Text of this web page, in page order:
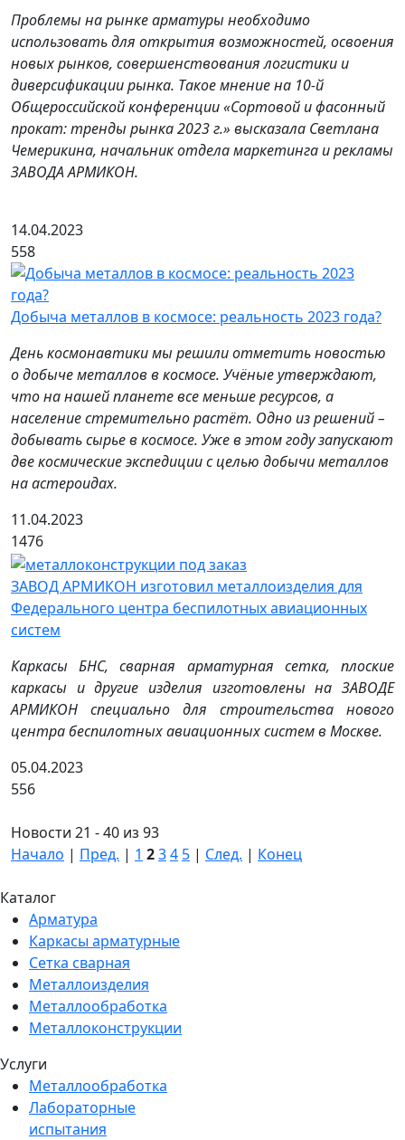
Проблемы на рынке арматуры необходимо
использовать для открытия возможностей, освоения
новых рынков, совершенствования логистики и
диверсификации рынка. Такое мнение на 10-й
Общероссийской конференции «Сортовой и фасонный
прокат: тренды рынка 2023 г.» высказала Светлана
Чемерикина, начальник отдела маркетинга и рекламы
ЗАВОДА АРМИКОН.
14.04.2023
558
Добыча металлов в космосе: реальность 2023 года?
День космонавтики мы решили отметить новостью
о добыче металлов в космосе. Учёные утверждают,
что на нашей планете все меньше ресурсов, а
население стремительно растёт. Одно из решений –
добывать сырье в космосе. Уже в этом году запускают
две космические экспедиции с целью добычи металлов
на астероидах.
11.04.2023
1476
ЗАВОД АРМИКОН изготовил металлоизделия для
Федерального центра беспилотных авиационных
систем
Каркасы БНС, сварная арматурная сетка, плоские
каркасы и другие изделия изготовлены на ЗАВОДЕ
АРМИКОН специально для строительства нового
центра беспилотных авиационных систем в Москве.
05.04.2023
556
Новости 21 - 40 из 93
Начало | Пред. | 1 234 5 | След. | Конец
Каталог
Арматура
Каркасы арматурные
Сетка сварная
Металлоизделия
Металлообработка
Металлоконструкции
Услуги
Металлообработка
Лабораторные
испытания